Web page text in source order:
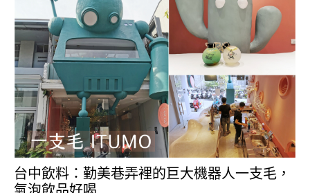
台中飲料：勤美巷弄裡的巨大機器人一支毛，